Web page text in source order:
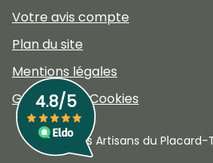
Votre avis compte
Plan du site
Mentions légales
Gestion des Cookies
©2023 Les Artisans du